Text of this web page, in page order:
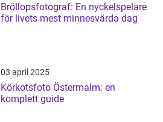
Bröllopsfotograf: En nyckelspelare
för livets mest minnesvärda dag
03 april 2025
Körkotsfoto Östermalm: en
komplett guide